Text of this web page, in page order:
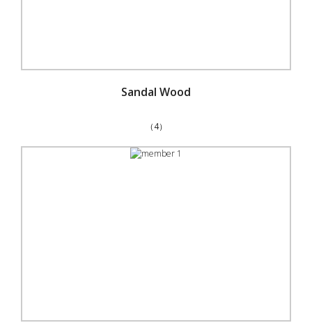
Sandal Wood
（4）